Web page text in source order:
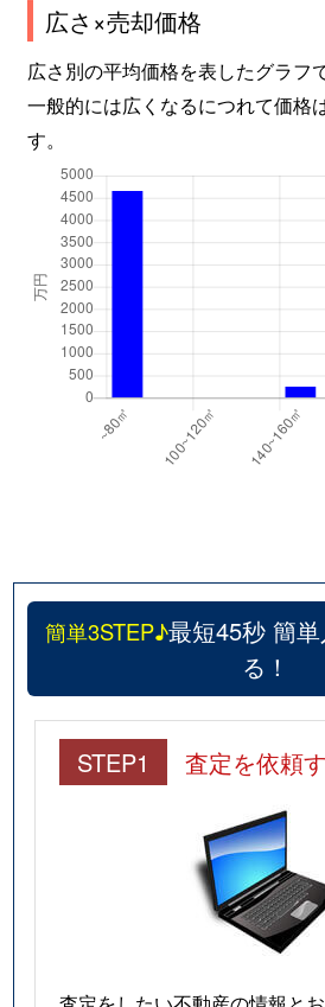
広さ×売却価格
広さ別の平均価格を表したグラフ
一般的には広くなるにつれて価格
す。
簡単3STEP♪最短45秒 簡
る！
STEP1 査定を依頼